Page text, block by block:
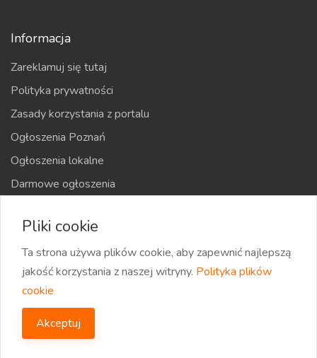
Informacja
Zareklamuj się tutaj
Polityka prywatności
Zasady korzystania z portalu
Ogłoszenia Poznań
Ogłoszenia lokalne
Darmowe ogłoszenia
Mapa strony
2026 eOglaszamy | Wszystkie prawa zastrzeżone
Pliki cookie
Ta strona używa plików cookie, aby zapewnić najlepszą
jakość korzystania z naszej witryny. Polityka plików
cookie
Akceptuj